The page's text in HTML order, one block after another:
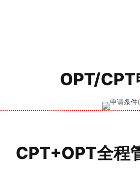
OPT/CPT
CPT+OPT全程